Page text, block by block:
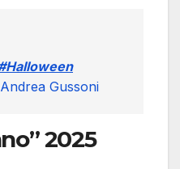
Gussoni
2025